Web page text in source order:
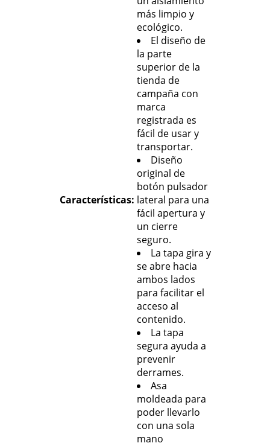
Características:
más limpio y
ecológico.
El diseño de
la parte
superior de la
tienda de
campaña con
marca
registrada es
fácil de usar y
transportar.
Diseño
original de
botón pulsador
lateral para una
fácil apertura y
un cierre
seguro.
La tapa gira y
se abre hacia
ambos lados
para facilitar el
acceso al
contenido.
La tapa
segura ayuda a
prevenir
derrames.
Asa
moldeada para
poder llevarlo
con una sola
mano